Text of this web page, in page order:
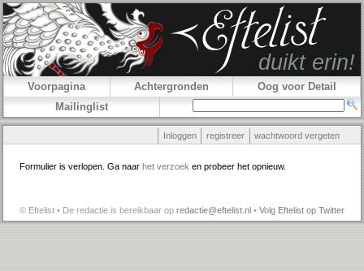
Voorpagina Achtergronden
Oog voor Detail
Mailinglist
Inloggen registreer wachtwoord vergeten
Formulier is verlopen. Ga naar het verzoek en probeer het opnieuw.
© Eftelist • De redactie is bereikbaar op redactie@eftelist.nl • Volg Eftelist op Twitter